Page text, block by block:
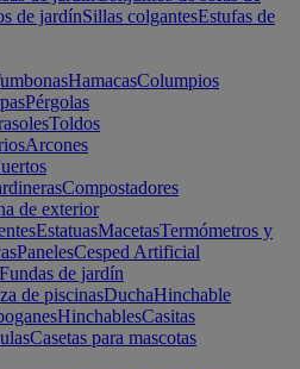
de jardínSillas colgantesEstufas de
HamacasColumpios
Pérgolas
Toldos
Arcones
Compostadores
de exterior
EstatuasMacetasTermómetros y
PanelesCesped Artificial
Fundas de jardín
de piscinasDuchaHinchable
HinchablesCasitas
Casetas para mascotas